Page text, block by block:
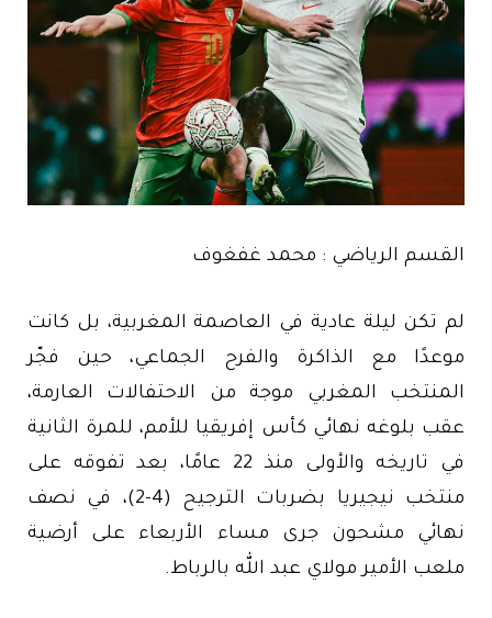
القسم الرياضي : محمد غفغوف
لم تكن ليلة عادية في العاصمة المغربية، بل كانت
موعدًا مع الذاكرة والفرح الجماعي، حين فجّر
المنتخب المغربي موجة من الاحتفالات العارمة،
عقب بلوغه نهائي كأس إفريقيا للأمم، للمرة الثانية
في تاريخه والأولى منذ 22 عامًا، بعد تفوقه على
منتخب نيجيريا بضربات الترجيح (4-2)، في نصف
نهائي مشحون جرى مساء الأربعاء على أرضية
ملعب الأمير مولاي عبد الله بالرباط.